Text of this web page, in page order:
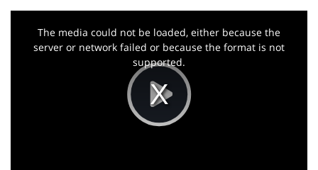
Play
The media could not be loaded, either because the
server or network failed or because the format is not
supported.